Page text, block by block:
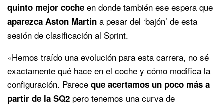
quinto mejor coche en donde también ese espera que
aparezca Aston Martin a pesar del ‘bajón’ de esta
sesión de clasificación al Sprint.
«Hemos traído una evolución para esta carrera, no sé
exactamente qué hace en el coche y cómo modifica la
configuración. Parece que acertamos un poco más a
partir de la SQ2 pero tenemos una curva de